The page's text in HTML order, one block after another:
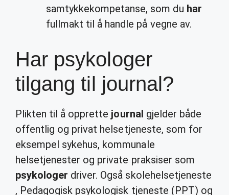
samtykkekompetanse, som du har
fullmakt til å handle på vegne av.
Har psykologer
tilgang til journal?
Plikten til å opprette journal gjelder både
offentlig og privat helsetjeneste, som for
eksempel sykehus, kommunale
helsetjenester og private praksiser som
psykologer driver. Også skolehelsetjeneste
, Pedagogisk psykologisk tjeneste (PPT) og